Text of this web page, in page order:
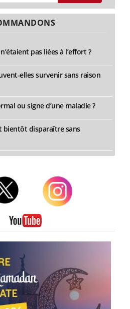
pas liées à l’effort ?
elles survenir sans raison
ou signe d’une maladie ?
bientôt disparaître sans